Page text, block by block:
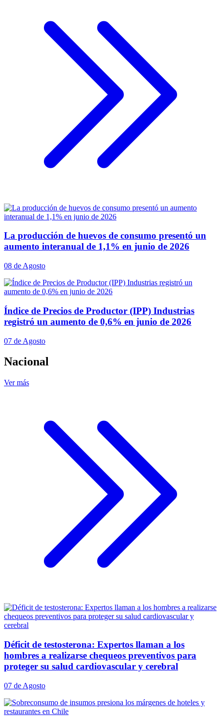
La producción de huevos de consumo presentó un
aumento interanual de 1,1% en junio de 2026
08 de Agosto
Índice de Precios de Productor (IPP) Industrias
registró un aumento de 0,6% en junio de 2026
07 de Agosto
Nacional
Ver más
Déficit de testosterona: Expertos llaman a los
hombres a realizarse chequeos preventivos para
proteger su salud cardiovascular y cerebral
07 de Agosto